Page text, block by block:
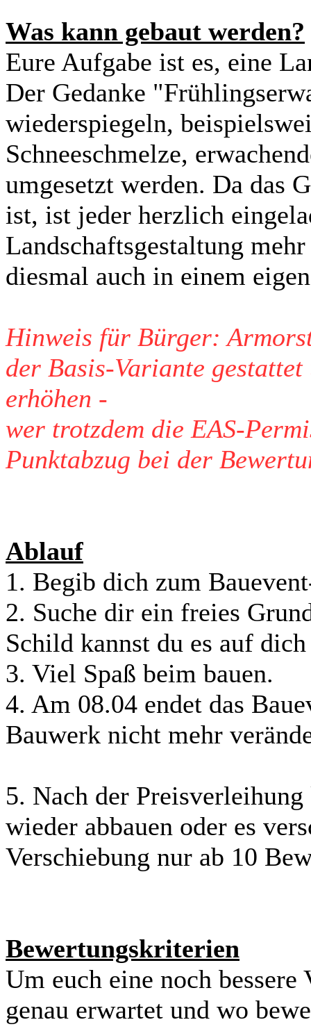
Was kann gebaut werden?
Eure Aufgabe ist es, eine
Der Gedanke
wiederspiegeln,
Schneeschmelze,
umgesetzt werden. Da das
ist, ist jeder herzlich
Landschaftsgestaltung
diesmal auch in einem
Hinweis für Bürger:
der Basis-Variante
erhöhen -
wer trotzdem die EAS-
Punktabzug bei der
Ablauf
1. Begib dich zum
2. Suche dir ein freies
Schild kannst du es auf
3. Viel Spaß beim bauen.
4. Am 08.04 endet das
Bauwerk nicht mehr
5. Nach der
wieder abbauen oder es
Verschiebung nur ab 10
Bewertungskriterien
Um euch eine noch
genau erwartet und wo